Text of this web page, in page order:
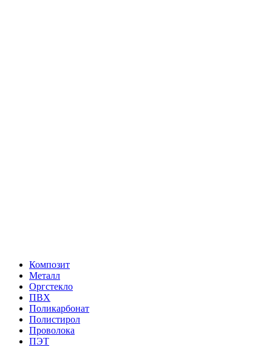
Композит
Металл
Оргстекло
ПВХ
Поликарбонат
Полистирол
Проволока
ПЭТ